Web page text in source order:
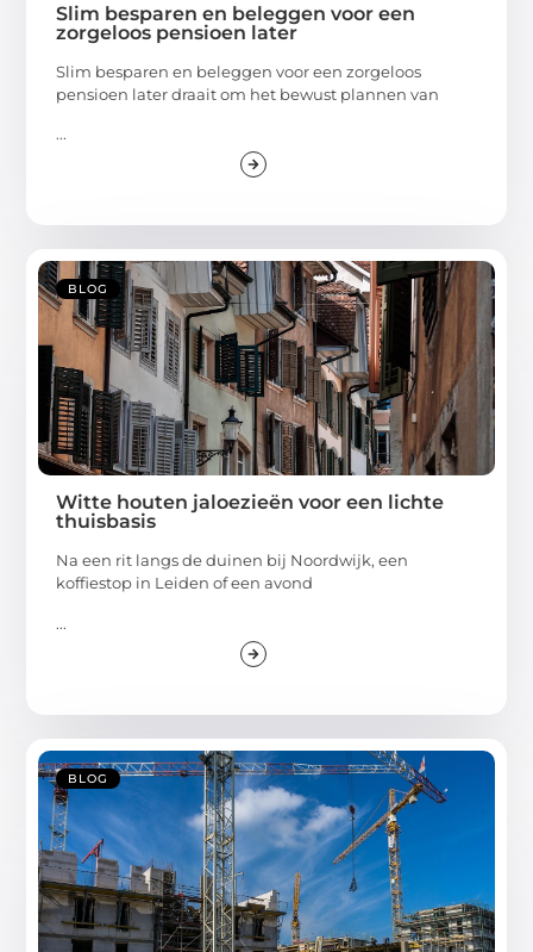
Slim besparen en beleggen voor een
zorgeloos pensioen later
Slim besparen en beleggen voor een zorgeloos
pensioen later draait om het bewust plannen van
...
BLOG
Witte houten jaloezieën voor een lichte
thuisbasis
Na een rit langs de duinen bij Noordwijk, een
koffiestop in Leiden of een avond
...
BLOG